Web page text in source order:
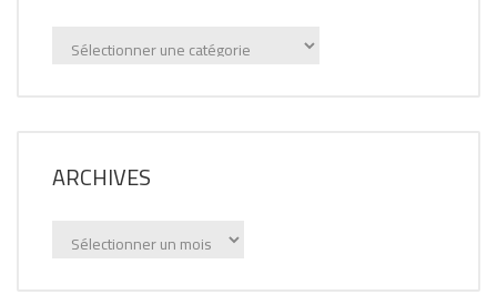
Annonces
ARCHIVES
Archives